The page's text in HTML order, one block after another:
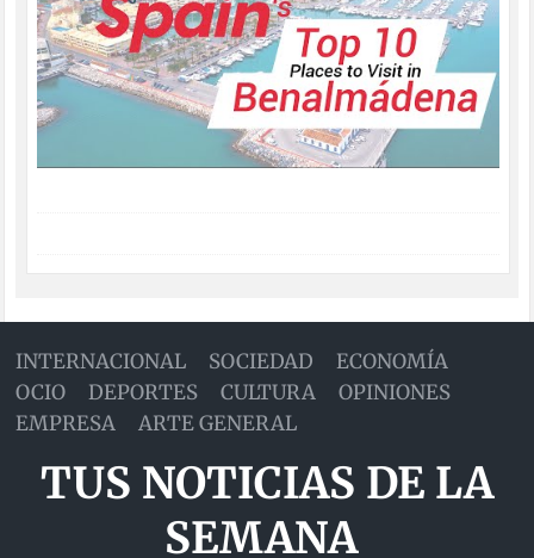
INTERNACIONAL SOCIEDAD
ECONOMÍA
OCIO
DEPORTES CULTURA
OPINIONES
EMPRESA
ARTE GENERAL
TUS NOTICIAS DE LA
SEMANA